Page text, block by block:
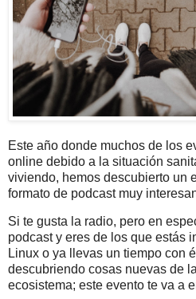
Este año donde muchos de los
online debido a la situación
viviendo, hemos descubierto un
formato de podcast muy
Si te gusta la radio, pero en
podcast y eres de los que estás
Linux o ya llevas un tiempo con
descubriendo cosas nuevas de
ecosistema; este evento te va a